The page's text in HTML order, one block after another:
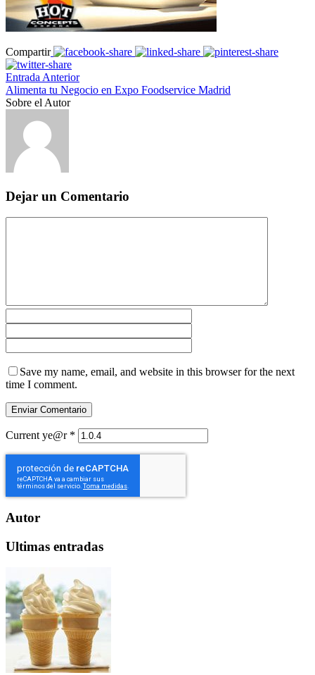
Compartir
Entrada Anterior
Alimenta tu Negocio en Expo Foodservice Madrid
Sobre el Autor
Dejar un Comentario
Save my name, email, and website in this browser for the next
time I comment.
Current ye@r *
Autor
Ultimas entradas